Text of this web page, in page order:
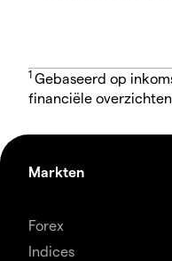
1 Gebaseerd op
financiële
Markten
Forex
Indices